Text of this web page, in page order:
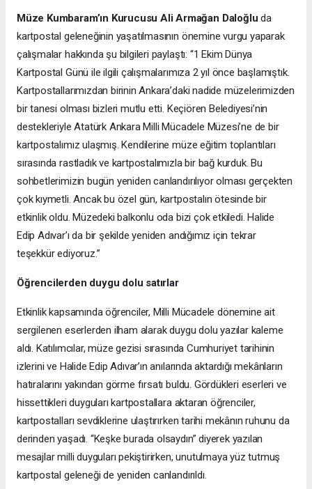
Müze Kumbaram’ın Kurucusu Ali Armağan Daloğlu da
kartpostal geleneğinin yaşatılmasının önemine vurgu yaparak
çalışmalar hakkında şu bilgileri paylaştı: “1 Ekim Dünya
Kartpostal Günü ile ilgili çalışmalarımıza 2 yıl önce başlamıştık.
Kartpostallarımızdan birinin Ankara’daki nadide müzelerimizden
bir tanesi olması bizleri mutlu etti. Keçiören Belediyesi’nin
destekleriyle Atatürk Ankara Milli Mücadele Müzesi’ne de bir
kartpostalımız ulaşmış. Kendilerine müze eğitim toplantıları
sırasında rastladık ve kartpostalımızla bir bağ kurduk. Bu
sohbetlerimizin bugün yeniden canlandırılıyor olması gerçekten
çok kıymetli. Ancak bu özel gün, kartpostalın ötesinde bir
etkinlik oldu. Müzedeki balkonlu oda bizi çok etkiledi. Halide
Edip Adıvar’ı da bir şekilde yeniden andığımız için tekrar
teşekkür ediyoruz.”
Öğrencilerden duygu dolu satırlar
Etkinlik kapsamında öğrenciler, Milli Mücadele dönemine ait
sergilenen eserlerden ilham alarak duygu dolu yazılar kaleme
aldı. Katılımcılar, müze gezisi sırasında Cumhuriyet tarihinin
izlerini ve Halide Edip Adıvar’ın anılarında aktardığı mekânların
hatıralarını yakından görme fırsatı buldu. Gördükleri eserleri ve
hissettikleri duyguları kartpostallara aktaran öğrenciler,
kartpostalları sevdiklerine ulaştırırken tarihi mekânın ruhunu da
derinden yaşadı. “Keşke burada olsaydın” diyerek yazılan
mesajlar milli duyguları pekiştirirken, unutulmaya yüz tutmuş
kartpostal geleneği de yeniden canlandırıldı.